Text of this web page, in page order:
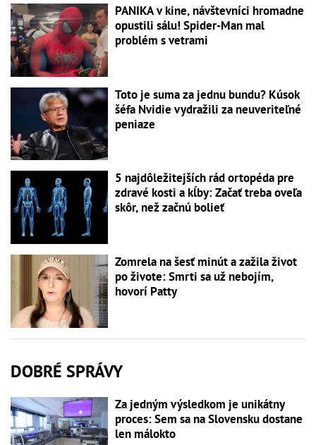
PANIKA v kine, návštevníci hromadne
opustili sálu! Spider-Man mal
problém s vetrami
Toto je suma za jednu bundu? Kúsok
šéfa Nvidie vydražili za neuveriteľné
peniaze
5 najdôležitejších rád ortopéda pre
zdravé kosti a kĺby: Začať treba oveľa
skôr, než začnú bolieť
Zomrela na šesť minút a zažila život
po živote: Smrti sa už nebojím,
hovorí Patty
DOBRÉ SPRÁVY
Za jedným výsledkom je unikátny
proces: Sem sa na Slovensku dostane
len málokto